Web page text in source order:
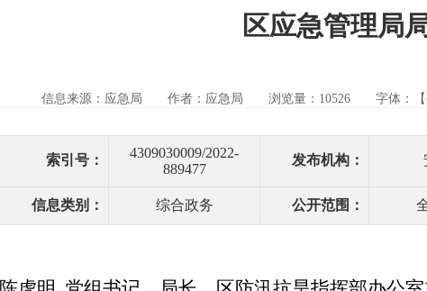
区应急管理局
信息来源：应急局 作者：应急局 浏览量： 10526 字体：【
索引号：
4309030009/2022-
889477
发布机构：
信息类别： 综合政务 公开范围：